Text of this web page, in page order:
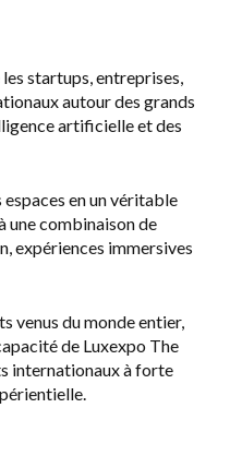
startups, entreprises,
autour des grands
artificielle et des
en un véritable
une combinaison de
expériences immersives
venus du monde entier,
de Luxexpo The
internationaux à forte